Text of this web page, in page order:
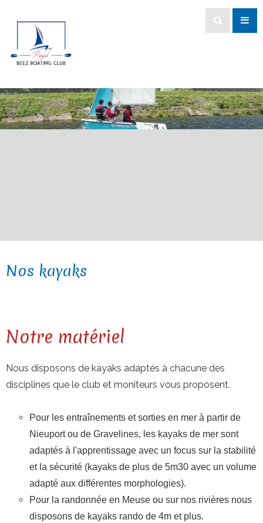
Nos kayaks
Notre matériel
Nous disposons de kayaks adaptés à chacune des
disciplines que le club et moniteurs vous proposent.
Pour les entraînements et sorties en mer à partir de
Nieuport ou de Gravelines, les kayaks de mer sont
adaptés à l'apprentissage avec un focus sur la stabilité
et la sécurité (kayaks de plus de 5m30 avec un volume
adapté aux différentes morphologies).
Pour la randonnée en Meuse ou sur nos rivières nous
disposons de kayaks rando de 4m et plus.